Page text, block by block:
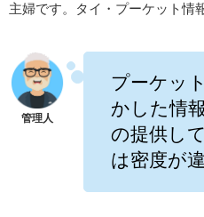
主婦です。タイ・プーケット情
プーケッ
かした情
の提供し
は密度が